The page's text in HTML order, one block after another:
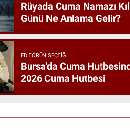
Rüyada Cuma Namazı
Günü Ne Anlama Gelir?
EDITÖRÜN SEÇTIĞI
Bursa'da Cuma
2026 Cuma Hutbesi